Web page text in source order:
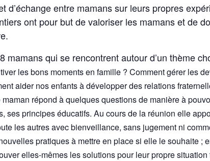
d’échange entre mamans sur leurs propres
ont pour but de valoriser les mamans et de
mamans qui se rencontrent autour d’un thème
les bons moments en famille ? Comment gérer les
aider nos enfants à développer des relations
répond à quelques questions de manière à
ses principes éducatifs. Au cours de la réunion elle
les autres avec bienveillance, sans jugement ni
pratiques à mettre en place si elle le souhaite ;
elles-mêmes les solutions pour leur propre